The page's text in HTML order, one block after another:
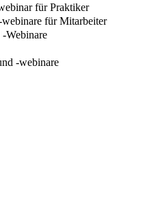
für Praktiker
für Mitarbeiter
Webinare
-webinare